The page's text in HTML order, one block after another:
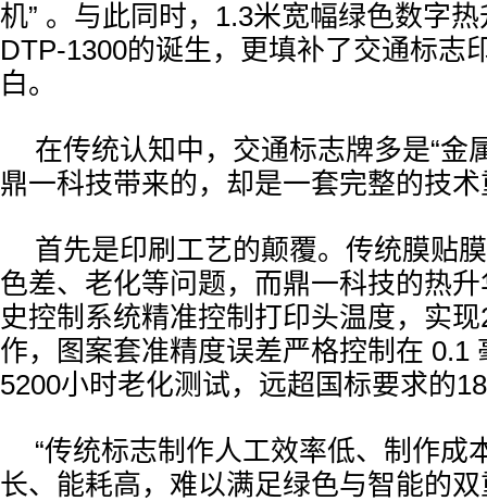
机” 。与此同时，1.3米宽幅绿色数字
DTP-1300的诞生，更填补了交通标志
白。
在传统认知中，交通标志牌多是“金
鼎一科技带来的，却是一套完整的技
首先是印刷工艺的颠覆。传统膜贴
色差、老化等问题，而鼎一科技的热
史控制系统精准控制打印头温度，实
作，图案套准精度误差严格控制在 0.1
5200小时老化测试，远超国标要求的
“传统标志制作人工效率低、制作成
长、能耗高，难以满足绿色与智能的双